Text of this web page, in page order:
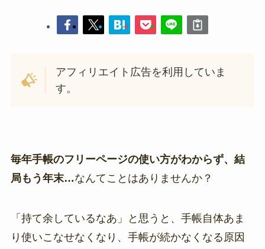
アフィリエイト広告を利用していま
す。
毎年手帳のフリーページの使い方がわからず、結
局もう年末…なんてことはありませんか？
「持て余しているなあ」と思うと、手帳自体あま
り使いこなせなくなり、手帳が続かなくなる原因